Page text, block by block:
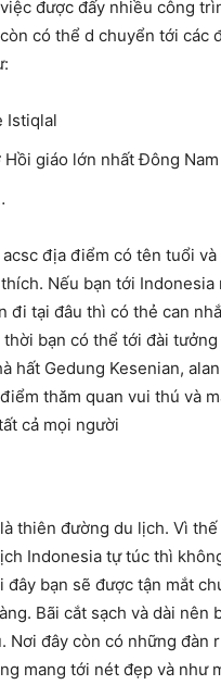
được đấy nhiều công
có thể d chuyển tới các
Istiqlal
Hồi giáo lớn nhất Đông
địa điểm có tên tuổi
Nếu bạn tới Indonesia
đi tại đâu thì có thẻ can
bạn có thể tới đài
hất Gedung Kesenian,
thăm quan vui thú và
cả mọi người
thiên đường du lịch. Vì
Indonesia tự túc thì
đây bạn sẽ được tận mắt
Bãi cắt sạch và dài nên
Nơi đây còn có những đàn
mang tới nét đẹp và như